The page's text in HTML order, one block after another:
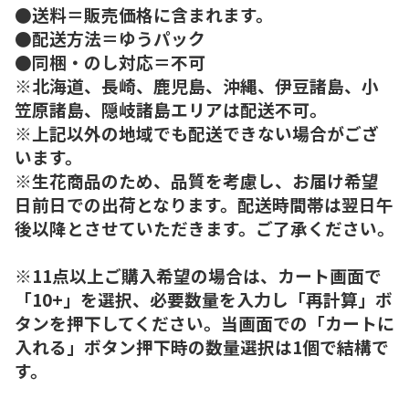
●送料＝販売価格に含まれます。
●配送方法＝ゆうパック
●同梱・のし対応＝不可
※北海道、長崎、鹿児島、沖縄、伊豆諸島、小
笠原諸島、隠岐諸島エリアは配送不可。
※上記以外の地域でも配送できない場合がござ
います。
※生花商品のため、品質を考慮し、お届け希望
日前日での出荷となります。配送時間帯は翌日午
後以降とさせていただきます。ご了承ください。
※11点以上ご購入希望の場合は、カート画面で
「10+」を選択、必要数量を入力し「再計算」ボ
タンを押下してください。当画面での「カートに
入れる」ボタン押下時の数量選択は1個で結構で
す。